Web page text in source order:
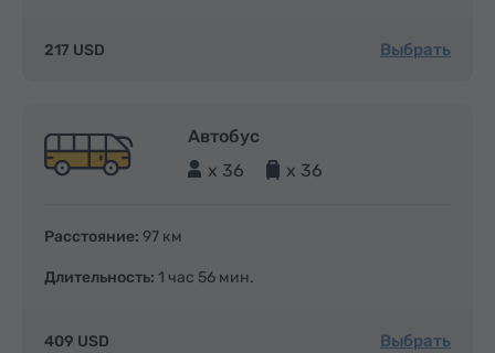
217 USD Выбрать
Автобус
x 36
x 36
Расстояние: 97 км
Длительность: 1 час 56 мин.
409 USD Выбрать